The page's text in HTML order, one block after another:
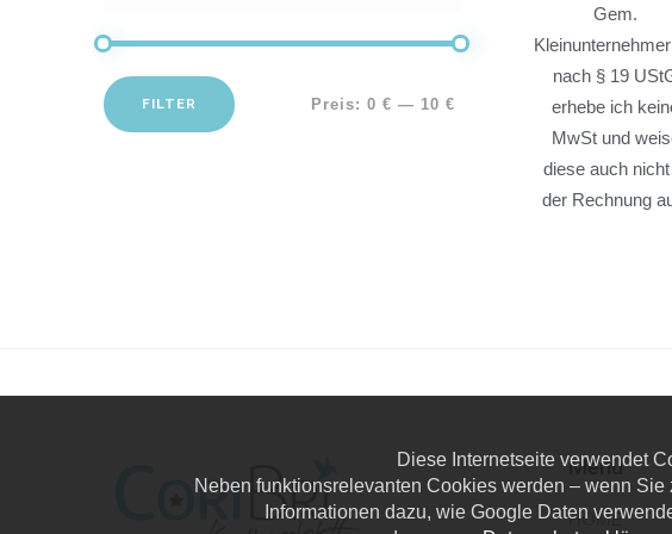
Gem.
nach § 19
erhebe ich
MwSt und
diese auch
der Rechnung
FILTER Preis: 0 € — 10 €
Menü
HOME
Diese Internetseite verwendet
Neben funktionsrelevanten Cookies werden – wenn
Informationen dazu, wie Google Daten